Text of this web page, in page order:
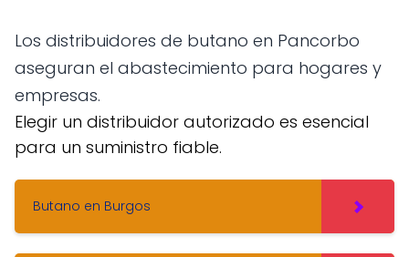
Los distribuidores de butano en Pancorbo
aseguran el abastecimiento para hogares y
empresas.
Elegir un distribuidor autorizado es esencial
para un suministro fiable.
Butano en Burgos